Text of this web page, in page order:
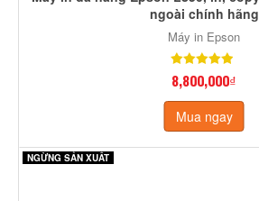
ngoài chính hãng
Máy in Epson
8,800,000₫
Mua ngay
NGỪNG SẢN XUẤT